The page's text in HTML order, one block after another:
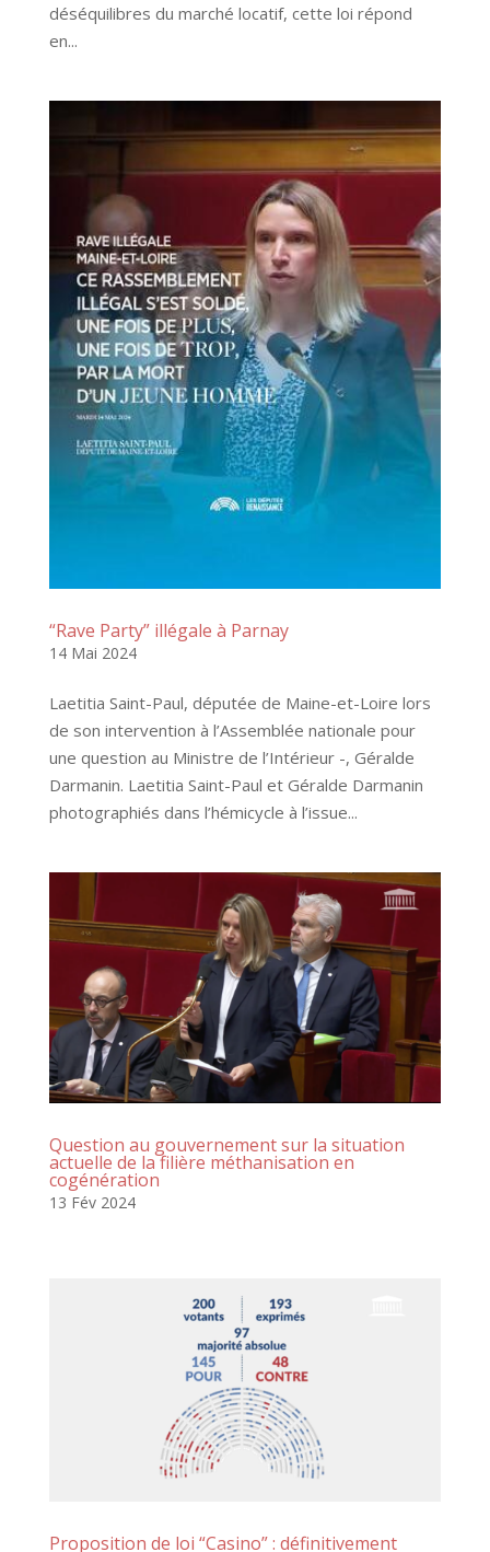
déséquilibres du marché locatif, cette loi répond
en...
“Rave Party” illégale à Parnay
14 Mai 2024
Laetitia Saint-Paul, députée de Maine-et-Loire lors
de son intervention à l’Assemblée nationale pour
une question au Ministre de l’Intérieur -, Géralde
Darmanin. Laetitia Saint-Paul et Géralde Darmanin
photographiés dans l’hémicycle à l’issue...
Question au gouvernement sur la situation
actuelle de la filière méthanisation en
cogénération
13 Fév 2024
Proposition de loi “Casino” : définitivement